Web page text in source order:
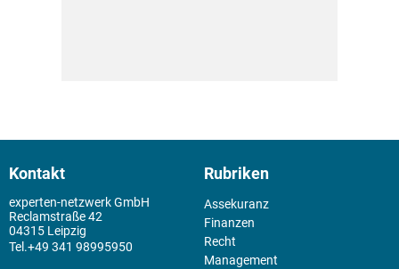
Kontakt
experten-netzwerk GmbH
Reclamstraße 42
04315 Leipzig
+49 341 98995950
Rubriken
Assekuranz
Finanzen
Recht
Management